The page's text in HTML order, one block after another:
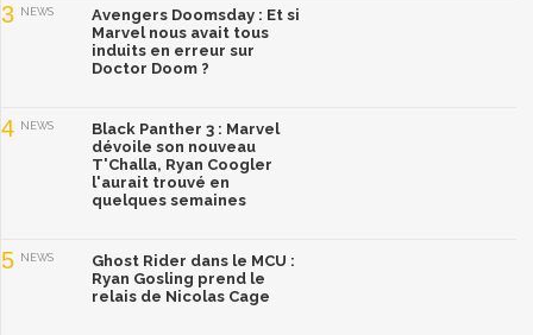
3 NEWS
Avengers Doomsday : Et si
Marvel nous avait tous
induits en erreur sur
Doctor Doom ?
4 NEWS
Black Panther 3 : Marvel
dévoile son nouveau
T'Challa, Ryan Coogler
l'aurait trouvé en
quelques semaines
5 NEWS
Ghost Rider dans le MCU :
Ryan Gosling prend le
relais de Nicolas Cage